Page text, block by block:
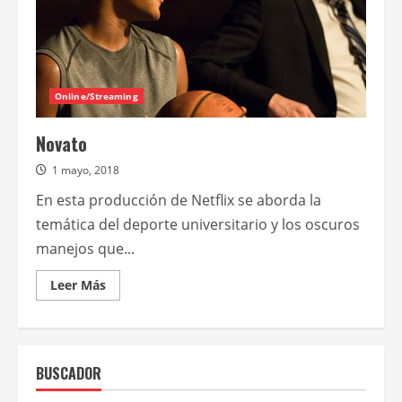
Online/Streaming
Novato
1 mayo, 2018
En esta producción de Netflix se aborda la
temática del deporte universitario y los oscuros
manejos que...
Leer MásLeer
más
BUSCADOR